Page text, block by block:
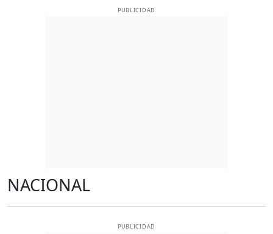
PUBLICIDAD
NACIONAL
PUBLICIDAD